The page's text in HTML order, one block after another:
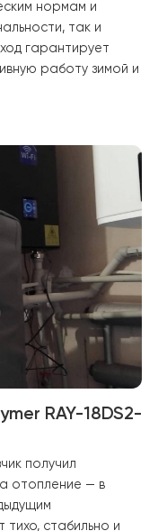
тепловых
эти трубы
Кроме
кабели
от влаги и
коммуникации
в стене. На
для визуального
краны,
систему во
или ремонта. В
нормам и
так и
гарантирует
работу